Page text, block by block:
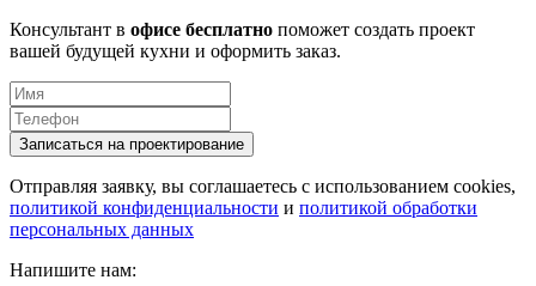
Консультант в офисе бесплатно поможет создать проект
вашей будущей кухни и оформить заказ.
Отправляя заявку, вы соглашаетесь с использованием cookies,
политикой конфиденциальности и политикой обработки
персональных данных
Напишите нам: